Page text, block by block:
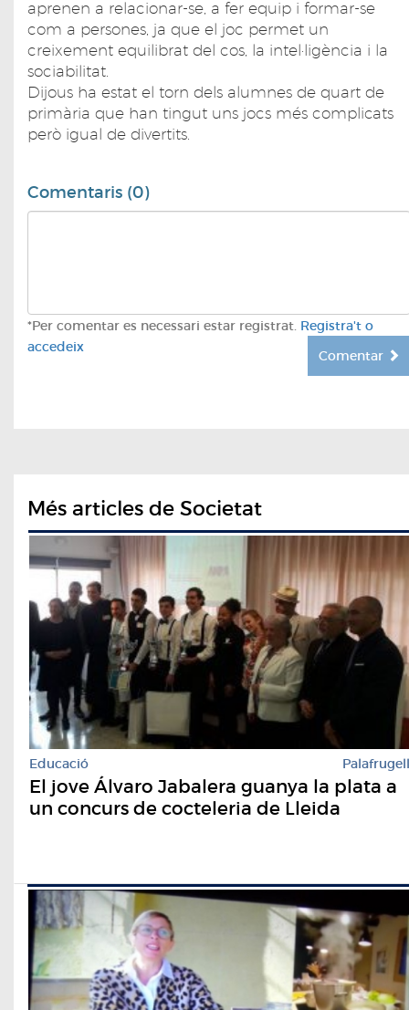
aprenen a relacionar-se, a fer equip i formar-se
com a persones, ja que el joc permet un
creixement equilibrat del cos, la intel·ligència i la
sociabilitat.
Dijous ha estat el torn dels alumnes de quart de
primària que han tingut uns jocs més complicats
però igual de divertits.
Comentaris (0)
*Per comentar es necessari estar registrat. Registra't o
accedeix
Comentar
Més articles de Societat
Educació Palafrugell
El jove Álvaro Jabalera guanya la plata a
un concurs de cocteleria de Lleida